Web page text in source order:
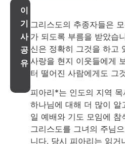
이
기
사
공
유
그리스도의 추종자들은
가 되도록 부름을 받았습
신은 정확히 그것을 하고
사랑을 현지 이웃들에게
터 떨어진 사람에게도 그
피아리*는 인도의 지역
하나님에 대해 더 많이
일 예배와 기도 모임에
그리스도를 그녀의 주님
니다. 당시 피아리는 읽